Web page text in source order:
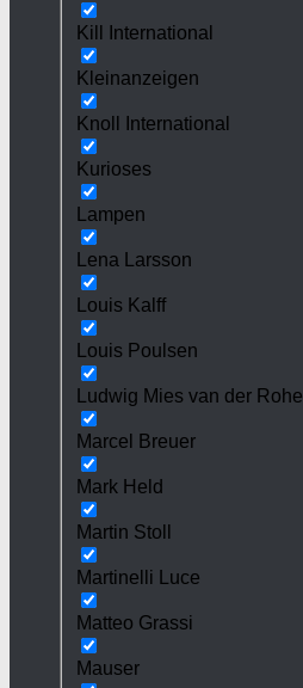
Kill International
Kleinanzeigen
Knoll International
Kurioses
Lampen
Lena Larsson
Louis Kalff
Louis Poulsen
Ludwig Mies van der Rohe
Marcel Breuer
Mark Held
Martin Stoll
Martinelli Luce
Matteo Grassi
Mauser